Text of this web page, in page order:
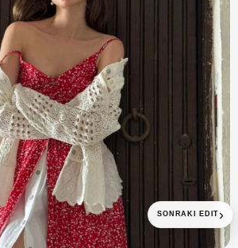
Tekli
Fashion Forward
Tüm Sezonlar
Straight
Günlük
Hayır
Düz
Bisiklet Yaka
Tüm Yaş Grupları
SONRAKI EDIT ›